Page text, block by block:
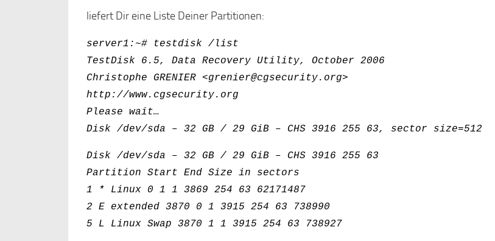
liefert Dir eine Liste Deiner Partitionen:
server1:~# testdisk /list
TestDisk 6.5, Data Recovery Utility, October 2006
Christophe GRENIER <grenier@cgsecurity.org>
http://www.cgsecurity.org
Please wait…
Disk /dev/sda – 32 GB / 29 GiB – CHS 3916 255 63, sector size=512
Disk /dev/sda – 32 GB / 29 GiB – CHS 3916 255 63
Partition Start End Size in sectors
1 * Linux 0 1 1 3869 254 63 62171487
2 E extended 3870 0 1 3915 254 63 738990
5 L Linux Swap 3870 1 1 3915 254 63 738927